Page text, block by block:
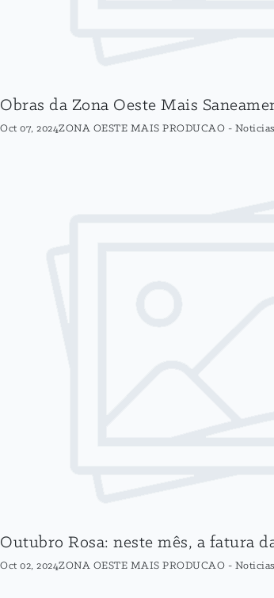
Obras da Zona Oeste Mais
Oct 07, 2024ZONA OESTE MAIS PRODUCAO - Noticias
Outubro Rosa: neste mês, a fatura
Oct 02, 2024ZONA OESTE MAIS PRODUCAO - Noticias